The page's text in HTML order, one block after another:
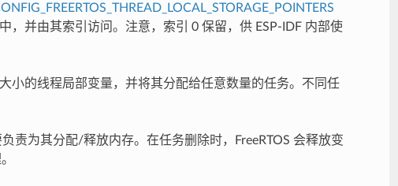
，并由其索引访问。注意，索引 0 保留，供 ESP-IDF 内部使
小的线程局部变量，并将其分配给任意数量的任务。不同任
责为其分配/释放内存。在任务删除时，FreeRTOS 会释放变